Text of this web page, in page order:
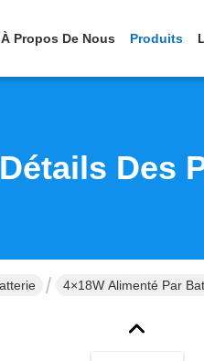
À Propos De Nous Produits
Détails Des
4×18W Alimenté Par